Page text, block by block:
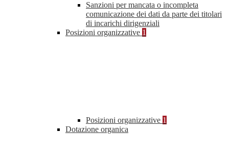
Sanzioni per mancata o incompleta
comunicazione dei dati da parte dei titolari
di incarichi dirigenziali
Posizioni organizzative 1
Posizioni organizzative 1
Dotazione organica